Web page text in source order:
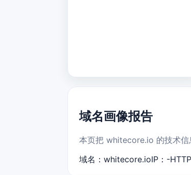
域名画像报告
本页把 whitecore.io 的技术信
域名：whitecore.ioIP：-